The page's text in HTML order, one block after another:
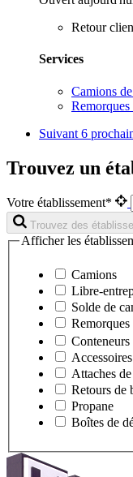
Retour
Services
Camions
Remorques
Suivant 6
Trouvez un
Votre établissement*
Trouvez des
Afficher les
Camions
Libre-
Solde de
Remorques
Conteneurs
Attaches
Retours de
Propane
Boîtes de